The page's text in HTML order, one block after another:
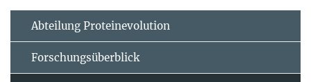
Abteilung Proteinevolution
Forschungsüberblick